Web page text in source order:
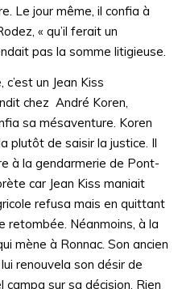
Le jour même, il confia à
« qu’il ferait un
pas la somme litigieuse.
un Jean Kiss
chez André Koren,
sa mésaventure. Koren
plutôt de saisir la justice. Il
à la gendarmerie de Pont-
car Jean Kiss maniait
refusa mais en quittant
retombée. Néanmoins, à la
mène à Ronnac. Son ancien
renouvela son désir de
campa sur sa décision. Rien